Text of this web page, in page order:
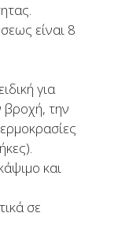
είναι 8
για
βροχή, την
και
σε